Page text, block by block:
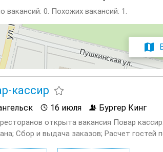
вакансий: 0. Похожих вакансий: 1.
кассир
16 июля Бургер Кинг
открыта вакансия Повар
Сбор и выдача заказов; Расчет